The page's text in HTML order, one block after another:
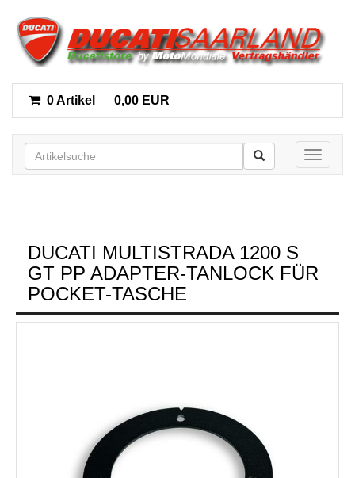
0 Artikel 0,00 EUR
Toggle
DUCATI MULTISTRADA 1200 S
GT PP ADAPTER-TANLOCK FÜR
POCKET-TASCHE